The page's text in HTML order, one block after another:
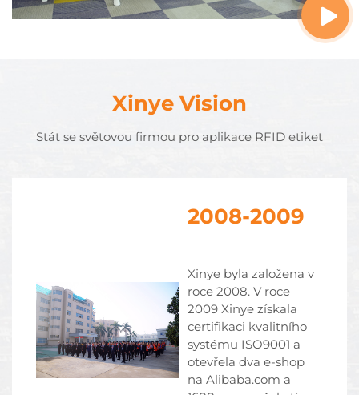
Xinye Vision
Stát se světovou firmou pro aplikace RFID etiket
2008-2009
Xinye byla založena v
roce 2008. V roce
2009 Xinye získala
certifikaci kvalitního
systému ISO9001 a
otevřela dva e-shop
na Alibaba.com a